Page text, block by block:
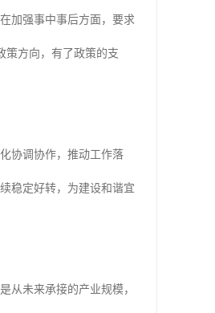
加强事中事后方面，要求
策方向，有了政策的支
协调协作，推动工作落
稳定好转，为建设和谐宜
从未来承接的产业规模，